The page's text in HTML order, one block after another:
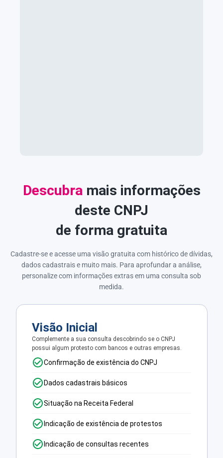
Descubramais informações
deste CNPJ
de forma gratuita
Cadastre-se e acesse uma visão gratuita com histórico de dívidas,
dados cadastrais e muito mais. Para aprofundar a análise,
personalize com informações extras em uma consulta sob
medida.
Visão Inicial
Complemente a sua consulta descobrindo se o CNPJ
possui algum protesto com bancos e outras empresas.
Confirmação de existência do CNPJ
Dados cadastrais básicos
Situação na Receita Federal
Indicação de existência de protestos
Indicação de consultas recentes